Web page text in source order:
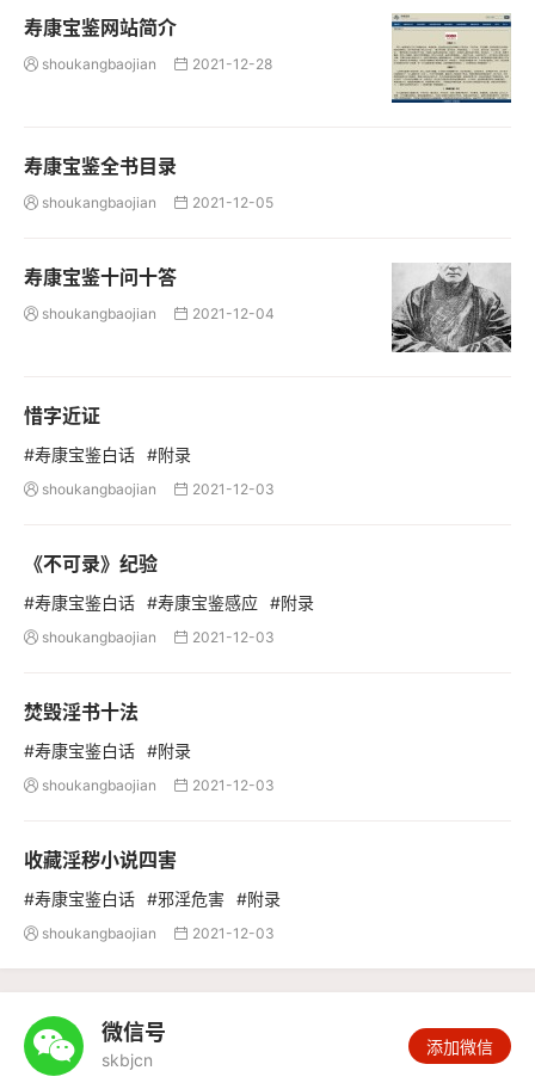
寿康宝鉴网站简介
 shoukangbaojian  2021-12-28
寿康宝鉴全书目录
 shoukangbaojian  2021-12-05
寿康宝鉴十问十答
 shoukangbaojian  2021-12-04
惜字近证
#寿康宝鉴白话 #附录
 shoukangbaojian  2021-12-03
《不可录》纪验
#寿康宝鉴白话 #寿康宝鉴感应 #附录
 shoukangbaojian  2021-12-03
焚毁淫书十法
#寿康宝鉴白话 #附录
 shoukangbaojian  2021-12-03
收藏淫秽小说四害
#寿康宝鉴白话 #邪淫危害 #附录
 shoukangbaojian  2021-12-03
 微信号
skbjcn
添加微信